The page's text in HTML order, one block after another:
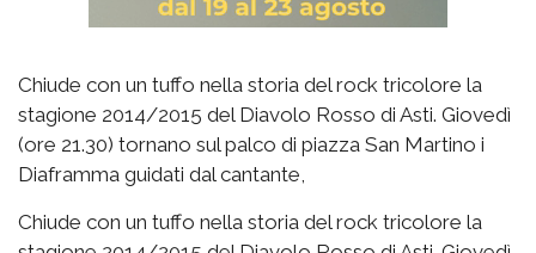
Chiude con un tuffo nella storia del rock tricolore la
stagione 2014/2015 del Diavolo Rosso di Asti. Giovedì
(ore 21.30) tornano sul palco di piazza San Martino i
Diaframma guidati dal cantante,
Chiude con un tuffo nella storia del rock tricolore la